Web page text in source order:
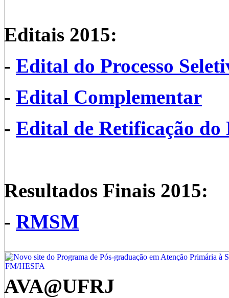
Editais 2015:
- Edital do Processo
- Edital Complementar
- Edital de Retificação
Resultados Finais 2015:
- RMSM
AVA@UFRJ